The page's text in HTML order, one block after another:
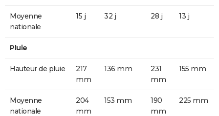
Moyenne
nationale
15 j 32 j 28 j 13 j
Pluie
Hauteur de pluie
217
mm
136 mm
231
mm
155 mm
Moyenne
nationale
204
mm
153 mm
190
mm
225 mm